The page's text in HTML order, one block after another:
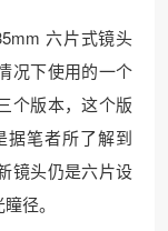
六片式镜头
况下使用的一个
个版本，这个版
据笔者所了解到
镜头仍是六片设
径。